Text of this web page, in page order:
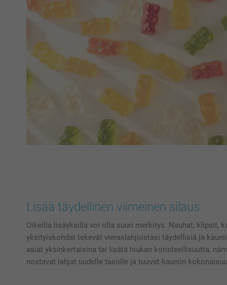
Lisää täydellinen viimeinen silaus
Oikeilla lisäyksillä voi olla suuri merkitys. Nauhat, klipsit,
yksityiskohdat tekevät vieraslahjoistasi täydellisiä ja
asiat yksinkertaisina tai lisätä hiukan koristeellisuutta,
nostavat lahjat uudelle tasolle ja tuovat kauniin